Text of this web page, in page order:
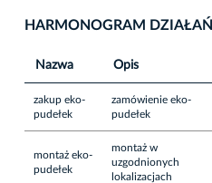
HARMONOGRAM DZIAŁAŃ
Nazwa Opis
zakup eko-
pudełek
zamówienie eko-
pudełek
montaż eko-
pudełek
montaż w
uzgodnionych
lokalizacjach